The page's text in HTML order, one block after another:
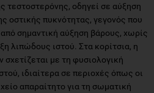
τεστοστερόνης, οδηγεί σε αύξηση
οστικής πυκνότητας, γεγονός που
σημαντική αύξηση βάρους, χωρίς
λιπώδους ιστού. Στα κορίτσια, η
με τη φυσιολογική
ιδιαίτερα σε περιοχές όπως οι
απαραίτητο για τη σωματική